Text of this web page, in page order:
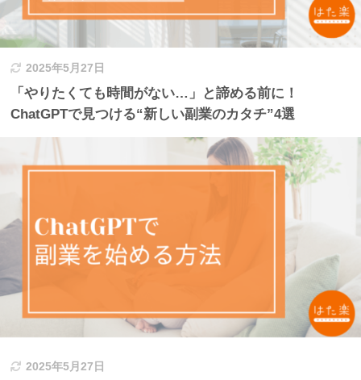
2025年5月27日
「やりたくても時間がない…」と諦める前に！
ChatGPTで見つける“新しい副業のカタチ”4選
2025年5月27日